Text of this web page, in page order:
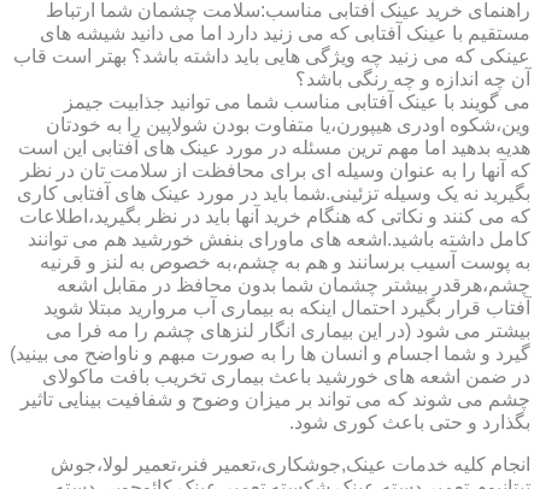
راهنمای خرید عینک آفتابی مناسب:سلامت چشمان شما ارتباط
مستقیم با عینک آفتابی که می زنید دارد اما می دانید شیشه های
عینکی که می زنید چه ویژگی هایی باید داشته باشد؟ بهتر است قاب
آن چه اندازه و چه رنگی باشد؟
می گویند با عینک آفتابی مناسب شما می توانید جذابیت جیمز
وین،شکوه اودری هیپورن،یا متفاوت بودن شولاپین را به خودتان
هدیه بدهید اما مهم ترین مسئله در مورد عینک های آفتابی این است
که آنها را به عنوان وسیله ای برای محافظت از سلامت تان در نظر
بگیرید نه یک وسیله تزئینی.شما باید در مورد عینک های آفتابی کاری
که می کنند و نکاتی که هنگام خرید آنها باید در نظر بگیرید،اطلاعات
کامل داشته باشید.اشعه های ماورای بنفش خورشید هم می توانند
به پوست آسیب برسانند و هم به چشم،به خصوص به لنز و قرنیه
چشم،هرقدر بیشتر چشمان شما بدون محافظ در مقابل اشعه
آفتاب قرار بگیرد احتمال اینکه به بیماری آب مروارید مبتلا شوید
بیشتر می شود (در این بیماری انگار لنزهای چشم را مه فرا می
گیرد و شما اجسام و انسان ها را به صورت مبهم و ناواضح می بینید)
در ضمن اشعه های خورشید باعث بیماری تخریب بافت ماکولای
چشم می شوند که می تواند بر میزان وضوح و شفافیت بینایی تاثیر
بگذارد و حتی باعث کوری شود.
انجام کلیه خدمات عینک,جوشکاری،تعمیر فنر،تعمیر لولا،جوش